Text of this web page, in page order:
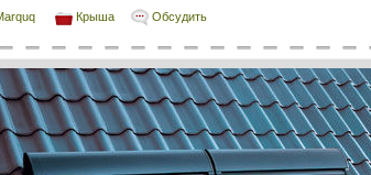
Крыша Обсудить